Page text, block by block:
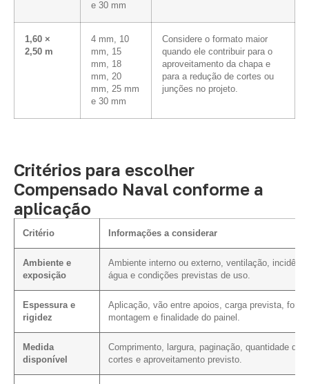
e 30 mm
1,60 ×
2,50 m
4 mm, 10
mm, 15
mm, 18
mm, 20
mm, 25 mm
e 30 mm
Considere o formato maior
quando ele contribuir para o
aproveitamento da chapa e
para a redução de cortes ou
junções no projeto.
Critérios para escolher
Compensado Naval conforme a
aplicação
Critério Informações a considerar
Ambiente e
exposição
Ambiente interno ou externo, ventilação,
água e condições previstas de uso.
Espessura e
rigidez
Aplicação, vão entre apoios, carga prevista,
montagem e finalidade do painel.
Medida
disponível
Comprimento, largura, paginação, quantidade de
cortes e aproveitamento previsto.